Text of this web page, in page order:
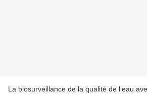
La biosurveillance de la qualité de l’eau